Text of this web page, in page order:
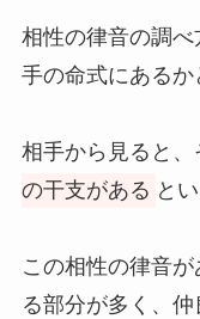
相性の律音の調べ
手の命式にあるか
相手から見ると、
の干支がある と
この相性の律音
る部分が多く、仲